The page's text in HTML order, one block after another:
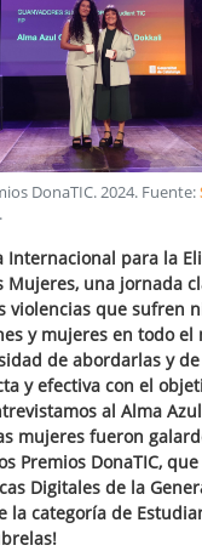
DonaTIC.2024. Fuente:
.
Internacional para la
Mujeres, una jornada
violencias que sufren
y mujeres en todo el
de abordarlas y
y efectiva con el
al Alma
mujeres fueron
Premios DonaTIC,
Digitales de la
la categoría de